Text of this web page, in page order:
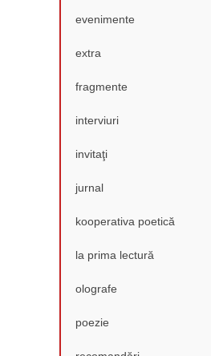
evenimente
extra
fragmente
interviuri
invitaţi
jurnal
kooperativa poetică
la prima lectură
olografe
poezie